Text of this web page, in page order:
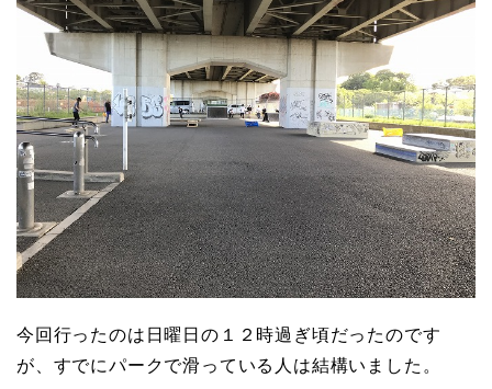
今回行ったのは日曜日の１２時過ぎ頃だったのです
が、すでにパークで滑っている人は結構いました。